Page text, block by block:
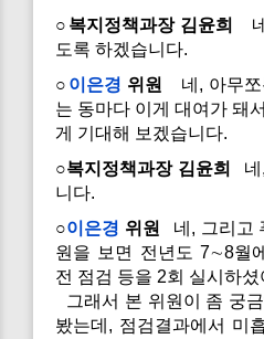
○복지정책과장 김윤희
도록 하겠습니다.
○ 이은경 위원
네, 아무쪼
는 동마다 이게 대여가 돼
게 기대해 보겠습니다.
○복지정책과장 김윤희
네
니다.
○이은경 위원
네, 그리고
원을 보면 전년도 7∼8월
전 점검 등을 2회 실시하셨
그래서 본 위원이 좀 궁
봤는데, 점검결과에서 미